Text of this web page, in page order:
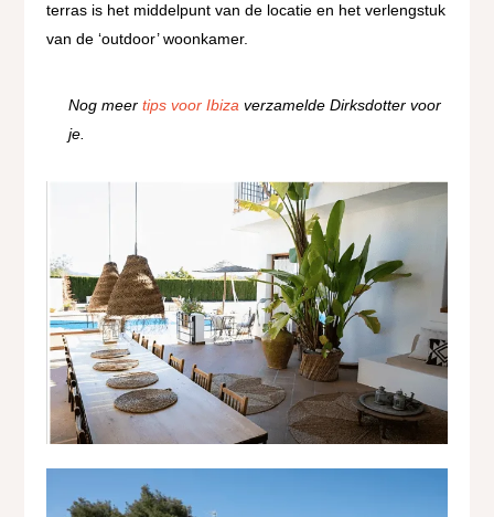
terras is het middelpunt van de locatie en het verlengstuk
van de ‘outdoor’ woonkamer.
Nog meertips voor Ibiza verzamelde Dirksdotter voor
je.